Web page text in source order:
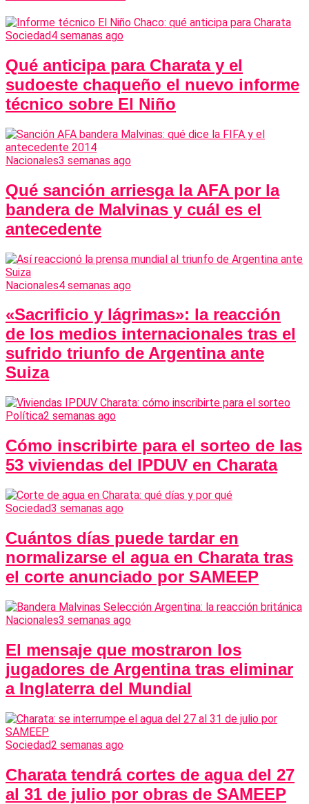
Sociedad4 semanas ago
Qué anticipa para Charata y el
sudoeste chaqueño el nuevo informe
técnico sobre El Niño
Nacionales3 semanas ago
Qué sanción arriesga la AFA por la
bandera de Malvinas y cuál es el
antecedente
Nacionales4 semanas ago
«Sacrificio y lágrimas»: la reacción
de los medios internacionales tras el
sufrido triunfo de Argentina ante
Suiza
Política2 semanas ago
Cómo inscribirte para el sorteo de las
53 viviendas del IPDUV en Charata
Sociedad3 semanas ago
Cuántos días puede tardar en
normalizarse el agua en Charata tras
el corte anunciado por SAMEEP
Nacionales3 semanas ago
El mensaje que mostraron los
jugadores de Argentina tras eliminar
a Inglaterra del Mundial
Sociedad2 semanas ago
Charata tendrá cortes de agua del 27
al 31 de julio por obras de SAMEEP